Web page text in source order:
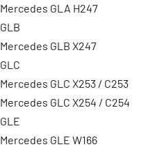
Mercedes GLA H247
GLB
Mercedes GLB X247
GLC
Mercedes GLC X253 / C253
Mercedes GLC X254 / C254
GLE
Mercedes GLE W166